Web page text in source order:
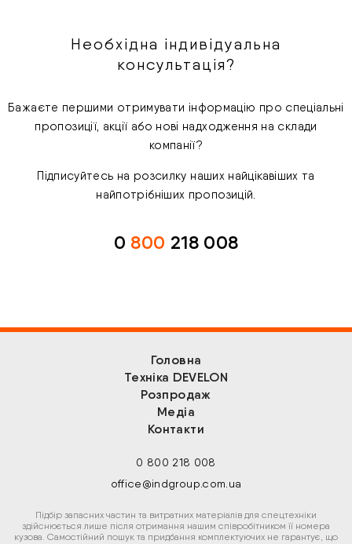
Необхідна індивідуальна
консультація?
Бажаєте першими отримувати інформацію про спеціальні
пропозиції, акції або нові надходження на склади
компанії?
Підписуйтесь на розсилку наших найцікавіших та
найпотрібніших пропозицій.
0 800 218 008
Головна
Техніка DEVELON
Розпродаж
Медіа
Контакти
0 800 218 008
office@indgroup.com.ua
Підбір запасних частин та витратних матеріалів для спецтехніки
здійснюється лише після отримання нашим співробітником її номера
кузова. Самостійний пошук та придбання комплектуючих не гарантує, що